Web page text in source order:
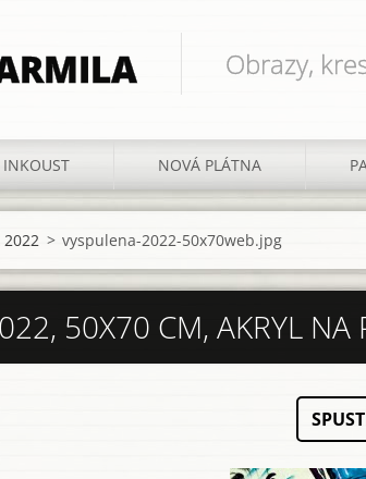
Obrazy,
INKOUST NOVÁ PLÁTNA
2022 > vyspulena-2022-50x70web.jpg
50X70 CM, AKRYL NA